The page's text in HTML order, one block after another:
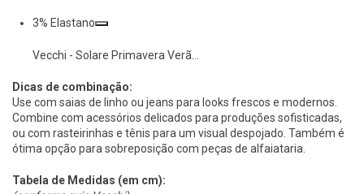
3% Elastano
Vecchi - Solare Primavera Verã…
Dicas de combinação:
Use com saias de linho ou jeans para looks frescos e modernos.
Combine com acessórios delicados para produções sofisticadas,
ou com rasteirinhas e tênis para um visual despojado. Também é
ótima opção para sobreposição com peças de alfaiataria.
Tabela de Medidas (em cm):